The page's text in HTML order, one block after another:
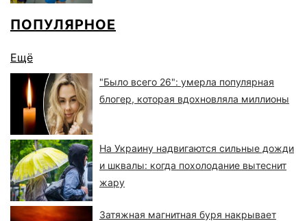
ПОПУЛЯРНОЕ
Ещё
"Было всего 26": умерла популярная
блогер, которая вдохновляла миллионы
На Украину надвигаются сильные дожди
и шквалы: когда похолодание вытеснит
жару
Затяжная магнитная буря накрывает